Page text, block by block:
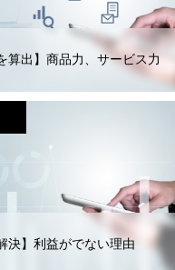
算出】商品力、サービス力
決】利益がでない理由